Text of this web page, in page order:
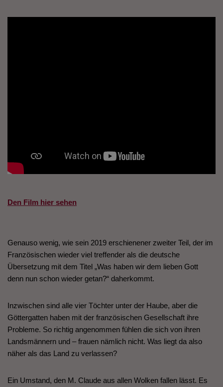
Den Film hier sehen
Genauso wenig, wie sein 2019 erschienener zweiter Teil, der im
Französischen wieder viel treffender als die deutsche
Übersetzung mit dem Titel „Was haben wir dem lieben Gott
denn nun schon wieder getan?“ daherkommt.
Inzwischen sind alle vier Töchter unter der Haube, aber die
Göttergatten haben mit der französischen Gesellschaft ihre
Probleme. So richtig angenommen fühlen die sich von ihren
Landsmännern und – frauen nämlich nicht. Was liegt da also
näher als das Land zu verlassen?
Ein Umstand, den M. Claude aus allen Wolken fallen lässt. Es